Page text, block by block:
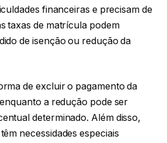
financeiras e precisam de
taxas de matrícula podem
de isenção ou redução da
de excluir o pagamento da
a redução pode ser
determinado. Além disso,
necessidades especiais